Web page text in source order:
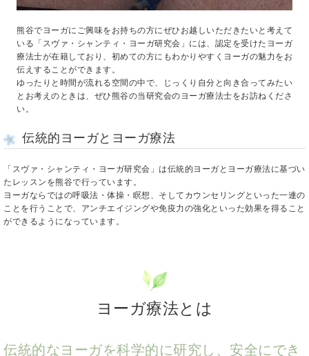
熊谷でヨーガにご興味をお持ちの方にぜひお越しいただきたいと考えて
いる「スヴァ・シャンティ・ヨーガ研究会」には、認定を受けたヨーガ
療法士が在籍しており、初めての方にもわかりやすくヨーガの魅力をお
伝えすることができます。
ゆったりと時間が流れる空間の中で、じっくり自分と向き合ってみたい
とお考えのときは、ぜひ熊谷の当研究会のヨーガ療法士をお訪ねくださ
い。
伝統的ヨーガとヨーガ療法
「スヴァ・シャンティ・ヨーガ研究会」は伝統的ヨーガとヨーガ療法に基づい
たレッスンを熊谷で行っています。
ヨーガならではの呼吸法・体操・瞑想、そしてカウンセリングといった一連の
ことを行うことで、アンチエイジングや免疫力の強化といった効果を得ること
ができるようになっています。
ヨーガ療法とは
伝統的なヨーガを科学的に研究し、安全にでき